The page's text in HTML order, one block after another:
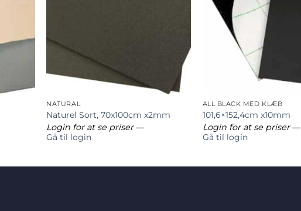
NATURAL
Naturel Sort, 70x100cm x2mm
Login for at se priser—
Gå til login
ALL BLACK MED KLÆB
101,6×152,4cm x10mm
Login for at se priser—
Gå til login